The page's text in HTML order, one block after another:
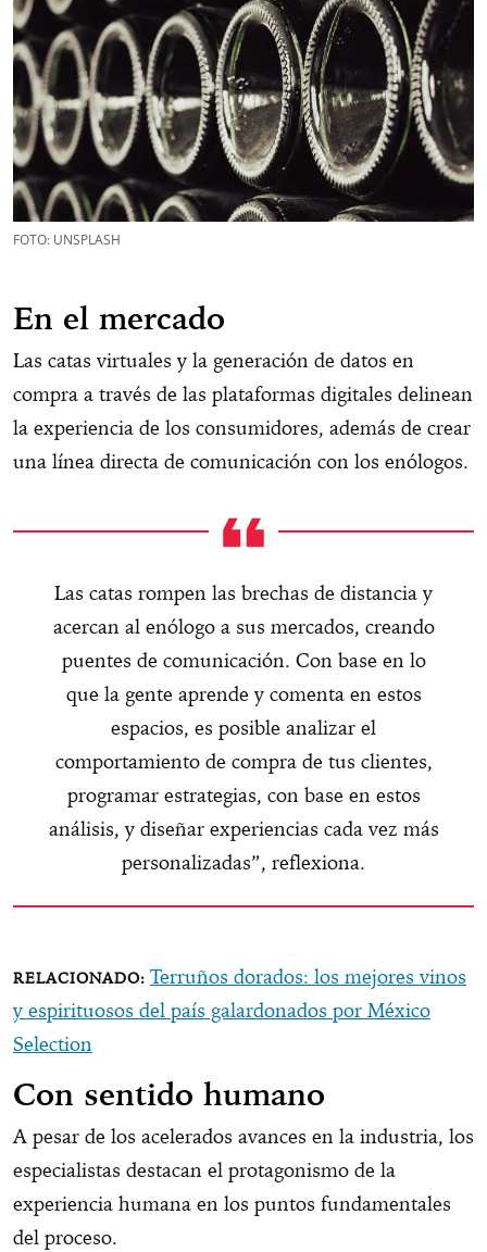
FOTO: UNSPLASH
En el mercado
Las catas virtuales y la generación de datos en
compra a través de las plataformas digitales delinean
la experiencia de los consumidores, además de crear
una línea directa de comunicación con los enólogos.
Las catas rompen las brechas de distancia y
acercan al enólogo a sus mercados, creando
puentes de comunicación. Con base en lo
que la gente aprende y comenta en estos
espacios, es posible analizar el
comportamiento de compra de tus clientes,
programar estrategias, con base en estos
análisis, y diseñar experiencias cada vez más
personalizadas”, reflexiona.
Terruños dorados: los mejores vinos
y espirituosos del país galardonados por México
Selection
Con sentido humano
A pesar de los acelerados avances en la industria, los
especialistas destacan el protagonismo de la
experiencia humana en los puntos fundamentales
del proceso.